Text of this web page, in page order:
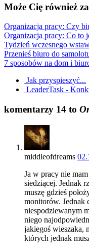
Może Cię również
Organizacja pracy: Czy
Organizacja pracy: Co to
Tydzień wczesnego
Przenieś biuro do
7 sposobów na dom i
Jak przyspieszyć...
LeaderTask -
komentarzy 14 to
middleofdreams
Ja w pracy nie
siedziącej. Jednak
muszę gdzieś
monitorów. Jednak
niespodziewanym
niego
jakiegoś wieszaka,
których jednak